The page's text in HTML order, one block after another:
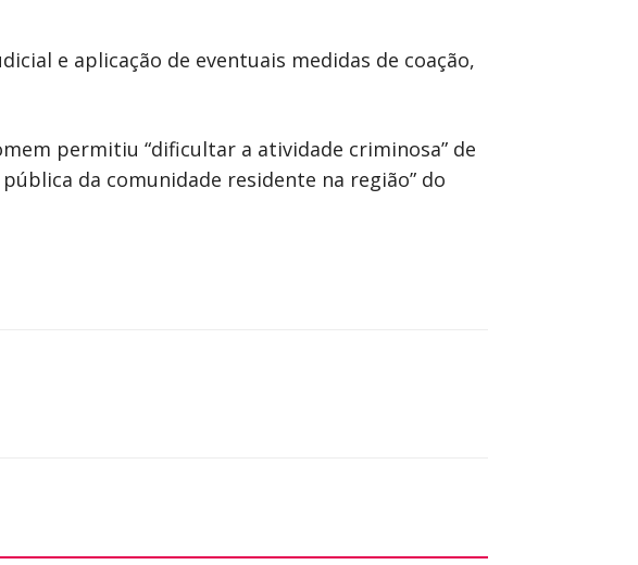
e aplicação de eventuais medidas de coação,
permitiu “dificultar a atividade criminosa” de
da comunidade residente na região” do